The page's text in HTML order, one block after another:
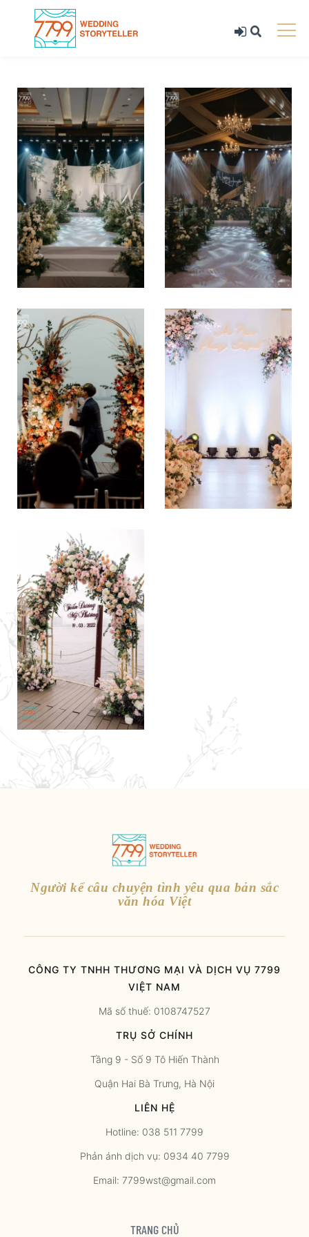
Người kể câu chuyện tình yêu qua bản sắc
văn hóa Việt
CÔNG TY TNHH THƯƠNG MẠI VÀ DỊCH VỤ 7799
VIỆT NAM
Mã số thuế: 0108747527
TRỤ SỞ CHÍNH
Tầng 9 - Số 9 Tô Hiến Thành
Quận Hai Bà Trưng, Hà Nội
LIÊN HỆ
Hotline: 038 511 7799
Phản ánh dịch vụ: 0934 40 7799
Email: 7799wst@gmail.com
TRANG CHỦ